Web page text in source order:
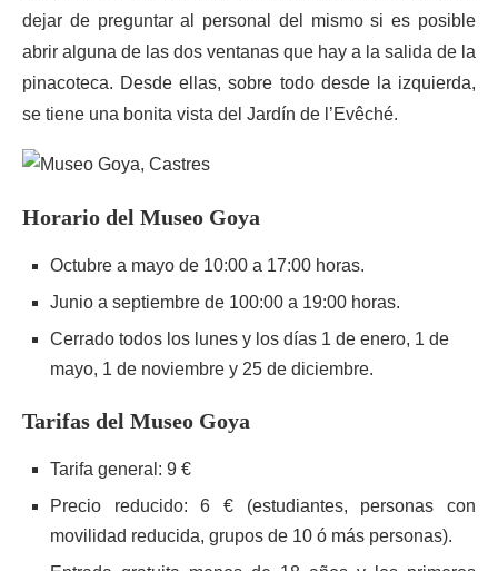
dejar de preguntar al personal del mismo si es posible
abrir alguna de las dos ventanas que hay a la salida de la
pinacoteca. Desde ellas, sobre todo desde la izquierda,
se tiene una bonita vista del Jardín de l’Evêché.
Horario del Museo Goya
Octubre a mayo de 10:00 a 17:00 horas.
Junio a septiembre de 100:00 a 19:00 horas.
Cerrado todos los lunes y los días 1 de enero, 1 de
mayo, 1 de noviembre y 25 de diciembre.
Tarifas del Museo Goya
Tarifa general: 9 €
Precio reducido: 6 € (estudiantes, personas con
movilidad reducida, grupos de 10 ó más personas).